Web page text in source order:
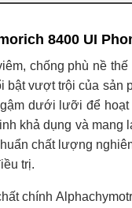
8400 UI
chống phù nề
vượt trội của sản
dưới lưỡi để
khả dụng và
chất lượng
trị.
chính